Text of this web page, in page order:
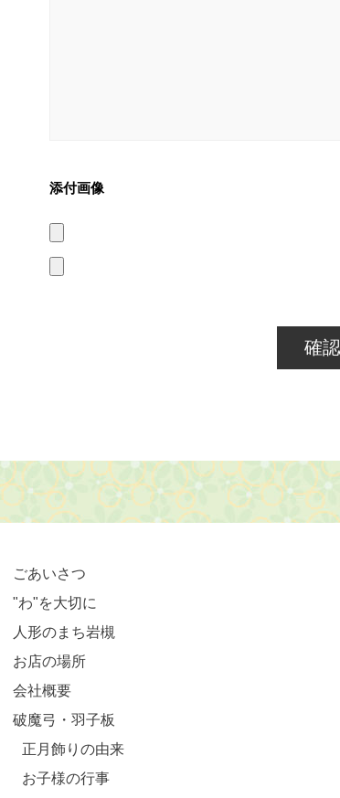
添付画像
ごあいさつ
"わ"を大切に
人形のまち岩槻
お店の場所
会社概要
破魔弓・羽子板
正月飾りの由来
お子様の行事